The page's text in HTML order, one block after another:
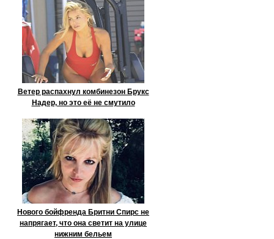
Ветер распахнул комбинезон Брукс
Надер, но это её не смутило
Нового бойфренда Бритни Спирс не
напрягает, что она светит на улице
нижним бельем